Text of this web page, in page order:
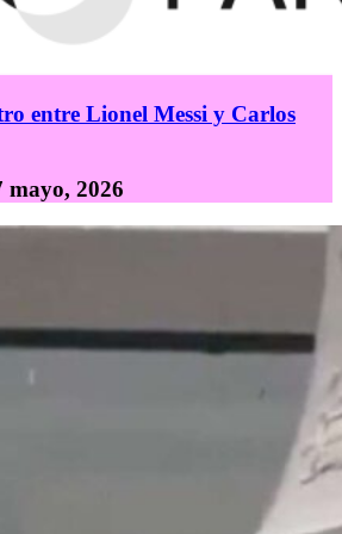
entre Lionel Messi y Carlos
mayo, 2026